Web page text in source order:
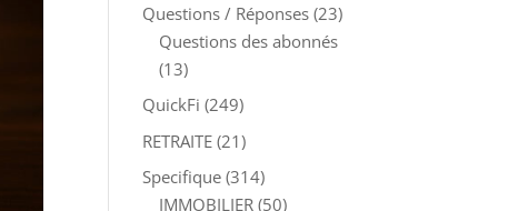
Questions / Réponses (23)
Questions des abonnés
(13)
QuickFi (249)
RETRAITE (21)
Specifique (314)
IMMOBILIER (50)